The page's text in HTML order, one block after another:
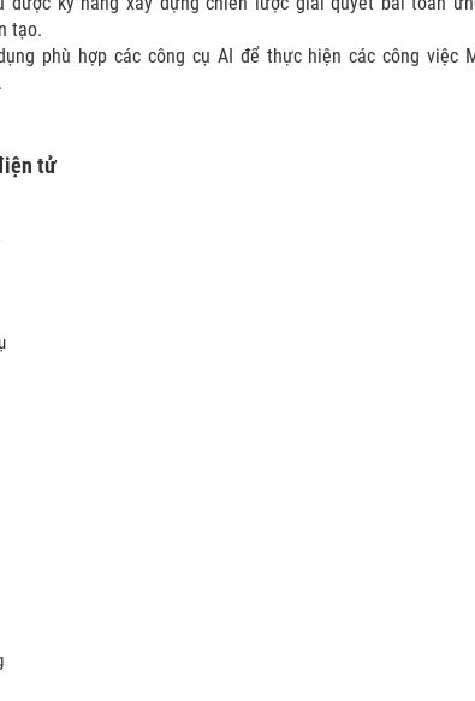
tạo.
phù hợp các công cụ AI để thực hiện các công việc
tử